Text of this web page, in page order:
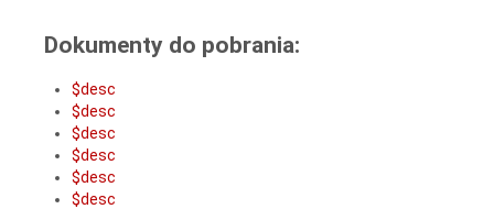
Dokumenty do pobrania:
$desc
$desc
$desc
$desc
$desc
$desc